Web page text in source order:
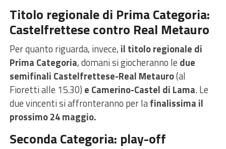
Titolo regionale di Prima Categoria:
Castelfrettese contro Real Metauro
Per quanto riguarda, invece, il titolo regionale di
Prima Categoria, domani si giocheranno le due
semifinali Castelfrettese-Real Metauro(al
Fioretti alle 15.30) e Camerino-Castel di Lama. Le
due vincenti si affronteranno per lafinalissima il
prossimo 24 maggio.
Seconda Categoria: play-off